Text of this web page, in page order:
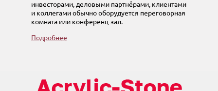
инвесторами, деловыми партнёрами, клиентами
и коллегами обычно оборудуется переговорная
комната или конференц-зал.
Подробнее